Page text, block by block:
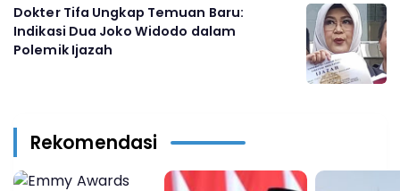
Dokter Tifa Ungkap Temuan Baru:
Indikasi Dua Joko Widodo dalam
Polemik Ijazah
Rekomendasi